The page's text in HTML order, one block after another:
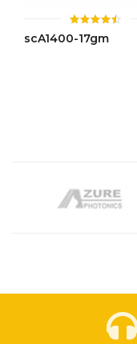
ให้
คะแนน
scA1400-17gm